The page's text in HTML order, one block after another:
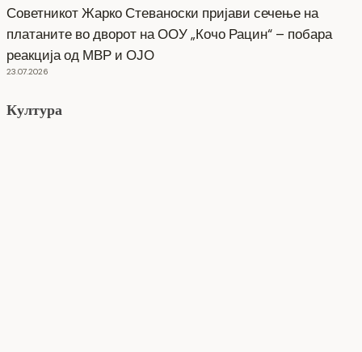
Советникот Жарко Стеваноски пријави сечење на
платаните во дворот на ООУ „Кочо Рацин“ – побара
реакција од МВР и ОЈО
23.07.2026
Култура